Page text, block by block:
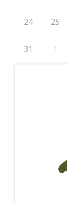
24 25
31 1